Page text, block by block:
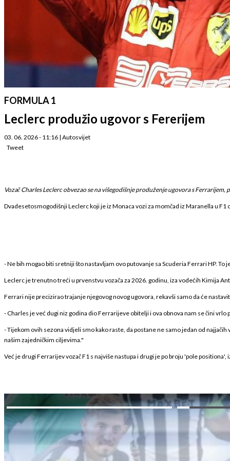
FORMULA 1
Leclerc produžio ugovor s Fererijem
03. 06. 2026 - 11:16 | Autosvijet
Tweet
Vozač Charles Leclerc obvezao se na višegodišnje produženje ugovora s
Dvadesetosmogodišnji Leclerc koji je iz Monaca vozi za momčad iz Maranella u F1
- Ne bih mogao biti sretniji što nastavljam ovo putovanje sa Scuderia Ferrari HP.
Leclerc je trenutno treći u prvenstvu vozača za 2026. godinu, iza vodećih Kimija
Ferrari nije precizirao trajanje njegovog novog ugovora, rekavši samo da će
- Charles je već dugi niz godina dio Ferrarijeve obitelji i ova obnova nam se čini
- Tijekom ovih sezona vidjeli smo kako raste, da postane ne samo jedan od
našim zajedničkim ciljevima."
Već je drugi Ferrarijev vozač F1 s najviše nastupa i drugi je po broju 'pole positiona',